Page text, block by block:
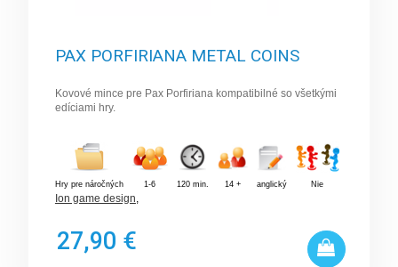
PAX PORFIRIANA METAL COINS
Kovové mince pre Pax Porfiriana kompatibilné so všetkými
edíciami hry.
Hry pre náročných 1-6 120 min. 14 + anglický Nie
Ion game design,
27,90 €